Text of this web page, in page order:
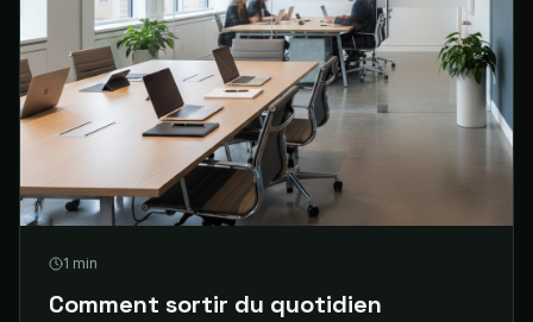
1 min
Comment sortir du quotidien